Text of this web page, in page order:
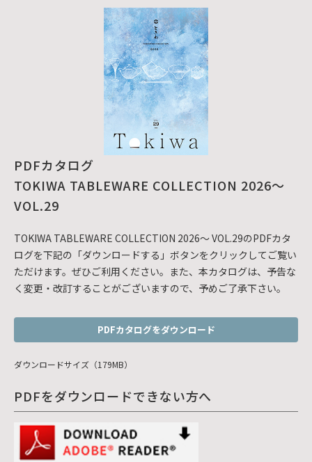
PDFカタログ
TOKIWA TABLEWARE COLLECTION 2026～
VOL.29
TOKIWA TABLEWARE COLLECTION 2026～ VOL.29のPDFカタ
ログを下記の「ダウンロードする」ボタンをクリックしてご覧い
ただけます。ぜひご利用ください。また、本カタログは、予告な
く変更・改訂することがございますので、予めご了承下さい。
PDFカタログをダウンロード
ダウンロードサイズ（179MB）
PDFをダウンロードできない方へ